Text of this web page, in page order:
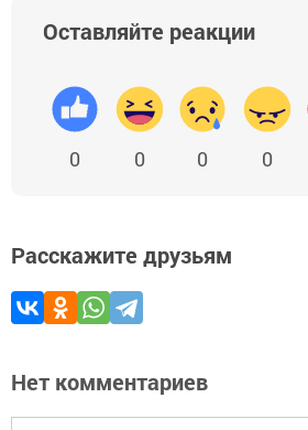
Оставляйте реакции
0 0 0 0
Расскажите друзьям
Нет комментариев